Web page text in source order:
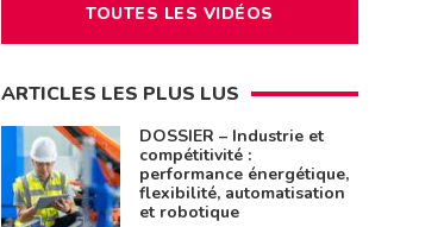
TOUTES LES VIDÉOS
ARTICLES LES PLUS LUS
DOSSIER – Industrie et
compétitivité :
performance énergétique,
flexibilité, automatisation
et robotique